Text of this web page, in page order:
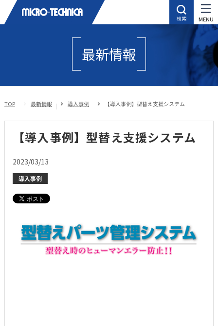
最新情報
TOP 最新情報 導入事例 【導入事例】型替え支援システム
【導入事例】型替え支援システム
2023/03/13
導入事例